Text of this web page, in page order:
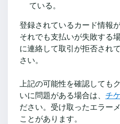
ている。
登録されているカード情報
それでも支払いが失敗する
に連絡して取引が拒否され
さい。
上記の可能性を確認しても
いに問題がある場合は、 チ
ださい。受け取ったエラー
ことがあります。